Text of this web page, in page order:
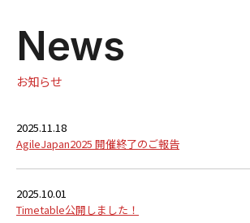
News
お知らせ
2025.11.18
AgileJapan2025 開催終了のご報告
2025.10.01
Timetable公開しました！